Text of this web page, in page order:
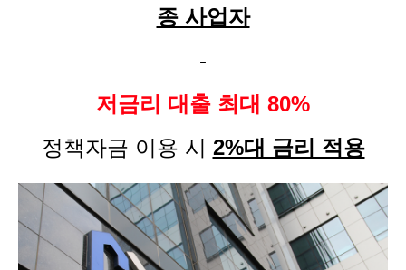
종 사업자
-
저금리 대출 최대 80%
정책자금 이용 시 2%대 금리 적용